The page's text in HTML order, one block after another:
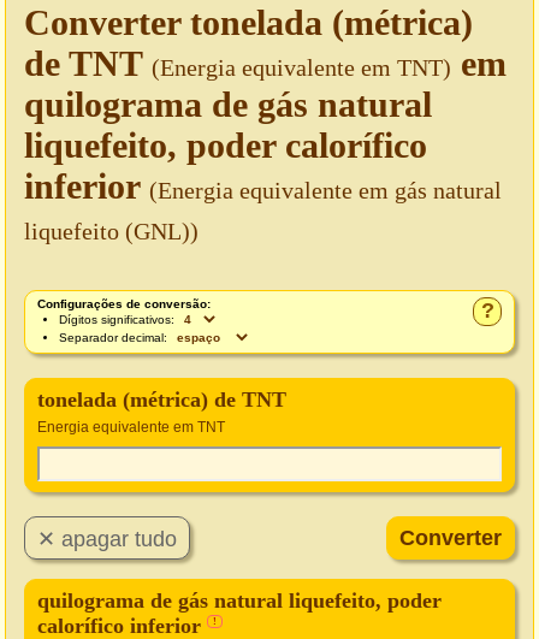
Converter tonelada (métrica)
de TNT (Energia equivalente em TNT) em
quilograma de gás natural
liquefeito, poder calorífico
inferior (Energia equivalente em gás natural
liquefeito (GNL))
?
Configurações de conversão:
Dígitos significativos:
Separador decimal:
tonelada (métrica) de TNT
Energia equivalente em TNT
quilograma de gás natural liquefeito, poder
calorífico inferior
!